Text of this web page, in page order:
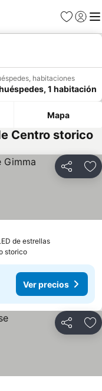
Favoritos
Iniciar
habitaciones
1 habitación
Mapa
Centro storico
Compartir
de estrellas
storico
Ver precios
Compartir